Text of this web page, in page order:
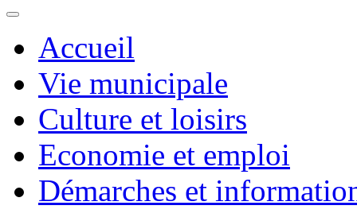
Accueil
Vie municipale
Culture et loisirs
Economie et emploi
Démarches et